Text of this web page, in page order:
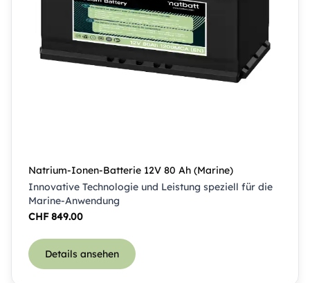
Natrium-Ionen-Batterie 12V 80 Ah (Marine)
Innovative Technologie und Leistung speziell für die
Marine-Anwendung
CHF849.00
Details ansehen